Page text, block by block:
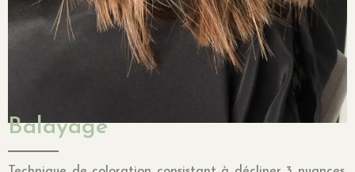
Balayage